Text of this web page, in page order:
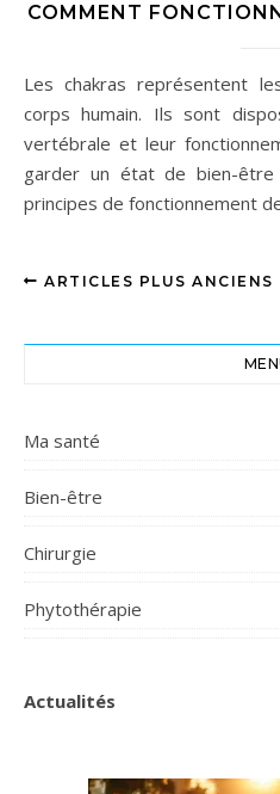
COMMENT
Les chakras représentent les centres énergétiques du
corps humain. Ils sont
vertébrale et leur
garder un état de bien-être
principes de fonctionnement
ARTICLES PLUS ANCIENS
Ma santé
Bien-être
Chirurgie
Phytothérapie
Actualités